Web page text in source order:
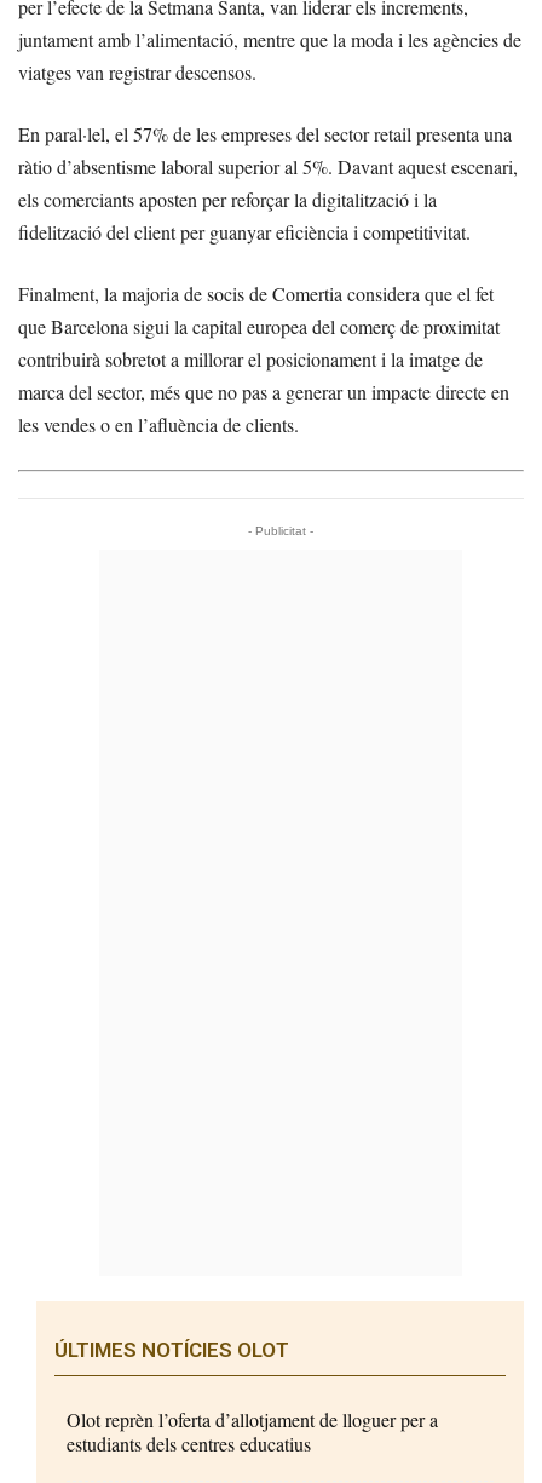
per l’efecte de la Setmana Santa, van liderar els increments,
juntament amb l’alimentació, mentre que la moda i les agències de
viatges van registrar descensos.
En paral·lel, el 57% de les empreses del sector retail presenta una
ràtio d’absentisme laboral superior al 5%. Davant aquest escenari,
els comerciants aposten per reforçar la digitalització i la
fidelització del client per guanyar eficiència i competitivitat.
Finalment, la majoria de socis de Comertia considera que el fet
que Barcelona sigui la capital europea del comerç de proximitat
contribuirà sobretot a millorar el posicionament i la imatge de
marca del sector, més que no pas a generar un impacte directe en
les vendes o en l’afluència de clients.
- Publicitat -
ÚLTIMES NOTÍCIES OLOT
Olot reprèn l’oferta d’allotjament de lloguer per a
estudiants dels centres educatius